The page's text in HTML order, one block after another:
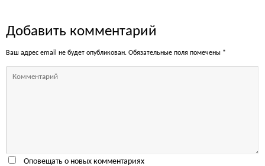
Добавить комментарий
Ваш адрес email не будет опубликован. Обязательные поля помечены *
Оповещать о новых комментариях